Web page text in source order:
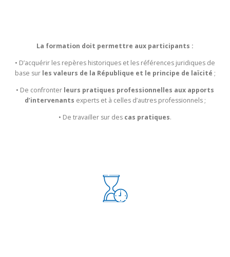
La formation doit permettre aux participants :
• D’acquérir les repères historiques et les références juridiques de
base sur les valeurs de la République et le principe de laïcité ;
• De confronter leurs pratiques professionnelles aux apports
d’intervenants experts et à celles d’autres professionnels ;
• De travailler sur des cas pratiques.